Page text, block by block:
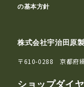
の基本方針
株式会社宇治田原
〒610-0288 京都府綴
ショップダイ